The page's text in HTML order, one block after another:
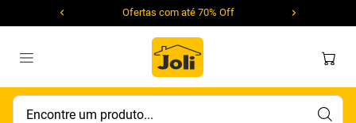
Ofertas com até 70% Off
Encontre um produto...